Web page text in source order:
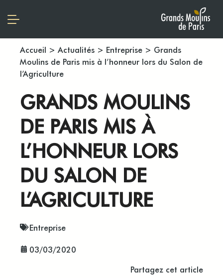
Accueil > Actualités > Entreprise > Grands
Moulins de Paris mis à l’honneur lors du Salon de
l’Agriculture
GRANDS MOULINS
DE PARIS MIS À
L’HONNEUR LORS
DU SALON DE
L’AGRICULTURE
Entreprise
03/03/2020
Partagez cet article